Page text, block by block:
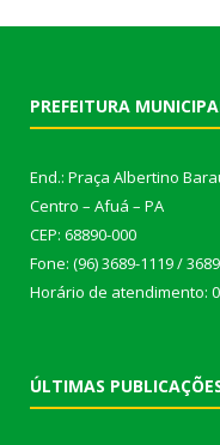
PREFEITURA
End.: Praça Albertino
Centro – Afuá – PA
CEP: 68890-000
Fone: (96) 3689-1119 /
Horário de atendimento:
ÚLTIMAS